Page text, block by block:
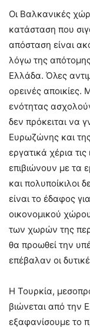
Οι Βαλκανικές
κατάσταση που
απόσταση είναι
λόγω της
Ελλάδα. Όλες
ορεινές αποικίες.
ενότητας
δεν πρόκειται να
Ευρωζώνης και
εργατικά χέρια
επιβιώνουν με τα
και πολυποίκιλοι
είναι το έδαφος
οικονομικού
των χωρών της
θα προωθεί την
επέβαλαν οι
Η Τουρκία,
βιώνεται από την
εξαφανίσουμε το